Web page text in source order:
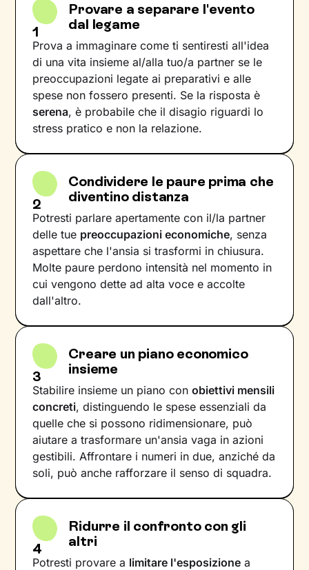
1
Provare a separare l'evento
dal legame
Prova a immaginare come ti sentiresti all'idea
di una vita insieme al/alla tuo/a partner se le
preoccupazioni legate ai preparativi e alle
spese non fossero presenti. Se la risposta è
serena, è probabile che il disagio riguardi lo
stress pratico e non la relazione.
2
Condividere le paure prima che
diventino distanza
Potresti parlare apertamente con il/la partner
delle tue preoccupazioni economiche, senza
aspettare che l'ansia si trasformi in chiusura.
Molte paure perdono intensità nel momento in
cui vengono dette ad alta voce e accolte
dall'altro.
3
Creare un piano economico
insieme
Stabilire insieme un piano conobiettivi mensili
concreti, distinguendo le spese essenziali da
quelle che si possono ridimensionare, può
aiutare a trasformare un'ansia vaga in azioni
gestibili. Affrontare i numeri in due, anziché da
soli, può anche rafforzare il senso di squadra.
4
Ridurre il confronto con gli
altri
Potresti provare a limitare l'esposizione a